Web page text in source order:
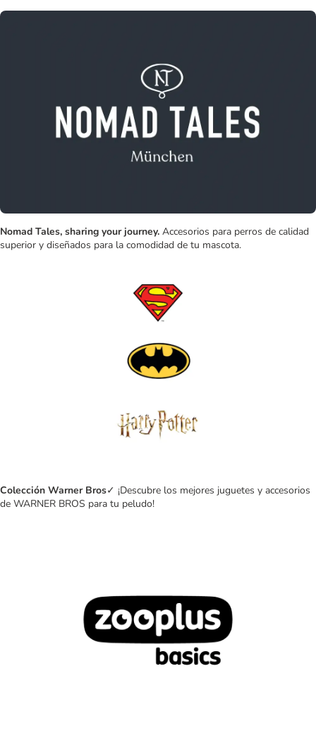
Nomad Tales, sharing your journey. Accesorios para perros de calidad
superior y diseñados para la comodidad de tu mascota.
Colección Warner Bros✓ ¡Descubre los mejores juguetes y accesorios
de WARNER BROS para tu peludo!